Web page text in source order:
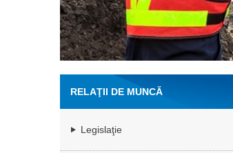
RELAŢII DE MUNCĂ
Legislaţie